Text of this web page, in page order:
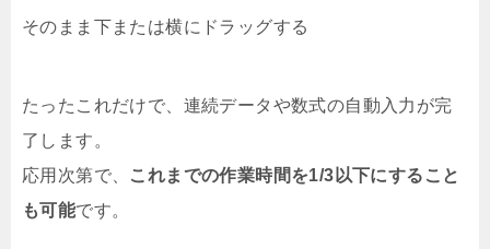
そのまま下または横にドラッグする
たったこれだけで、連続データや数式の自動入力が完
了します。
応用次第で、 これまでの作業時間を1/3以下にすること
も可能です。